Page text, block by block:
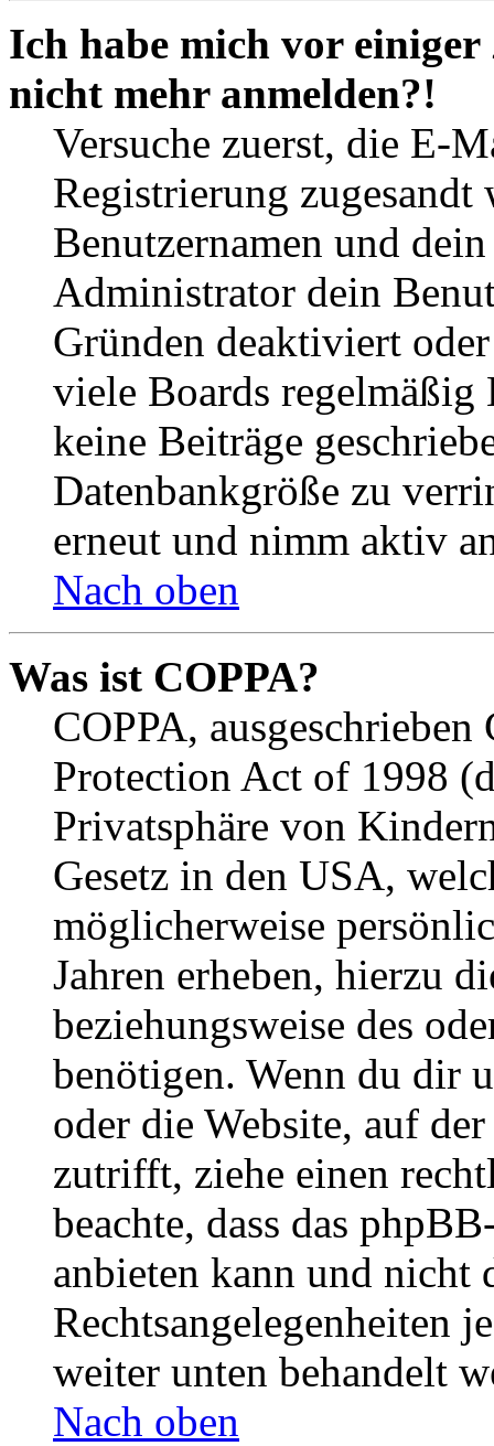
Ich habe mich vor
nicht mehr anmelden?!
Versuche zuerst, die E-
Registrierung
Benutzernamen und
Administrator dein
Gründen deaktiviert
viele Boards
keine Beiträge
Datenbankgröße zu
erneut und nimm aktiv
Nach oben
Was ist COPPA?
COPPA,
Protection Act of 1998
Privatsphäre von
Gesetz in den USA,
möglicherweise
Jahren erheben, hierzu
beziehungsweise des
benötigen. Wenn du dir
oder die Website, auf
zutrifft, ziehe einen
beachte, dass das
anbieten kann und nicht
Rechtsangelegenheiten
weiter unten behandelt
Nach oben